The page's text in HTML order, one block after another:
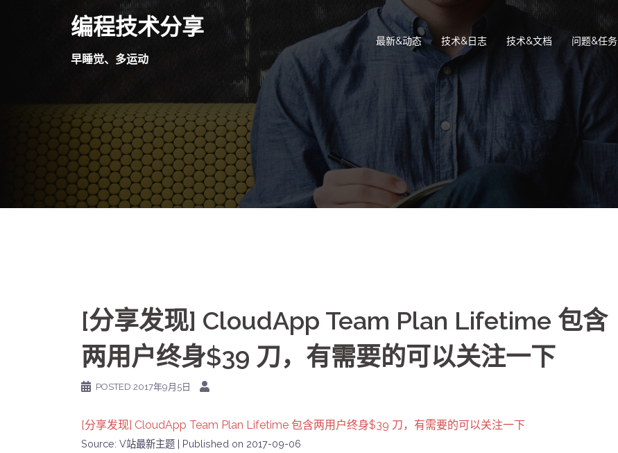
编程技术分享
早睡觉、多运动
最新&动态 技术&日志 技术&文档 问题&任务
[分享发现] CloudApp Team Plan Lifetime 包含
两用户终身$39 刀，有需要的可以关注一下
POSTED 2017年9月5日
[分享发现] CloudApp Team Plan Lifetime 包含两用户终身$39 刀，有需要的可以关注一下
Source: V站最新主题 Published on 2017-09-06